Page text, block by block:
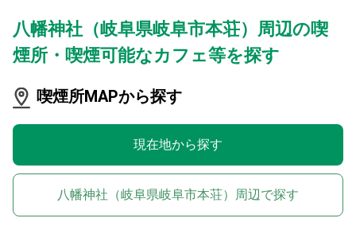
八幡神社（岐阜県岐阜市本荘）周辺の喫
煙所・喫煙可能なカフェ等を探す
喫煙所MAPから探す
現在地から探す
八幡神社（岐阜県岐阜市本荘）周辺で探す